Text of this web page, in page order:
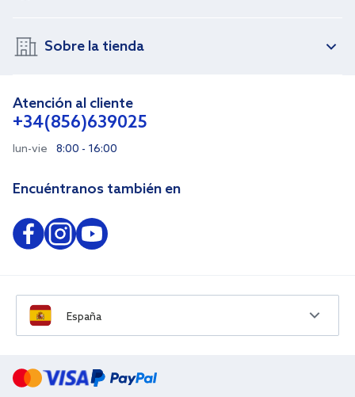
Sobre la tienda
Atención al cliente
+34(856)639025
lun-vie 8:00 - 16:00
Encuéntranos también en
España